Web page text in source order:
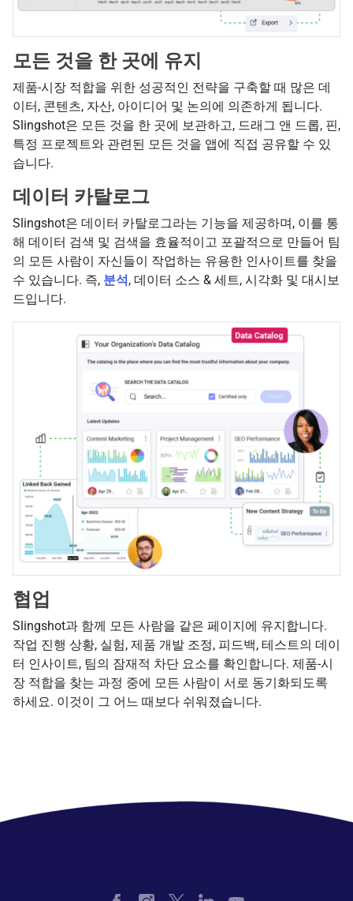
모든 것을 한 곳에 유지
제품-시장 적합을 위한 성공적인 전략을 구축할 때 많은 데
이터, 콘텐츠, 자산, 아이디어 및 논의에 의존하게 됩니다.
Slingshot은 모든 것을 한 곳에 보관하고, 드래그 앤 드롭, 핀,
특정 프로젝트와 관련된 모든 것을 앱에 직접 공유할 수 있
습니다.
데이터 카탈로그
Slingshot은 데이터 카탈로그라는 기능을 제공하며, 이를 통
해 데이터 검색 및 검색을 효율적이고 포괄적으로 만들어 팀
의 모든 사람이 자신들이 작업하는 유용한 인사이트를 찾을
수 있습니다. 즉, 분석, 데이터 소스 & 세트, 시각화 및 대시보
드입니다.
협업
Slingshot과 함께 모든 사람을 같은 페이지에 유지합니다.
작업 진행 상황, 실험, 제품 개발 조정, 피드백, 테스트의 데이
터 인사이트, 팀의 잠재적 차단 요소를 확인합니다. 제품-시
장 적합을 찾는 과정 중에 모든 사람이 서로 동기화되도록
하세요. 이것이 그 어느 때보다 쉬워졌습니다.